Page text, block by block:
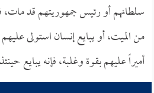
سلطانهم أو رئيس جمهوريتهم قد مات،
من الميت، أو يبايع إنسان استولى
أميراً عليهم بقوة وغلبة، فإنه يبايع